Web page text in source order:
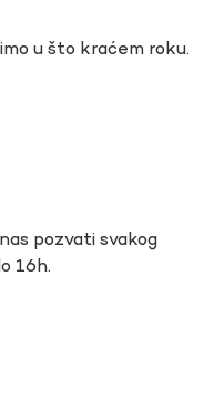
u što kraćem roku.
pozvati svakog
16h.